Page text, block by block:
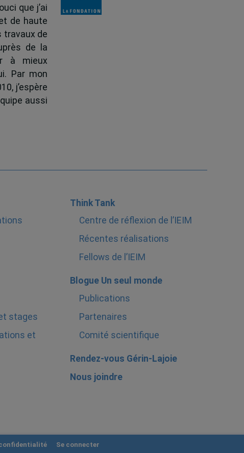
que j’ai
de haute
travaux de
de la
à mieux
Par mon
j’espère
aussi
stages
et
Think Tank
Centre de réflexion de l’IEIM
Récentes réalisations
Fellows de l’IEIM
Blogue Un seul monde
Publications
Partenaires
Comité scientifique
Rendez-vous Gérin-Lajoie
Nous joindre
Se connecter